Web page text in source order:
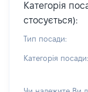
Категорія
стосується):
Тип посади:
Категорія посади: